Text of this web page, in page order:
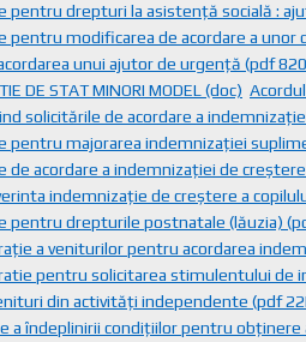
pentru drepturi la asistență socială :
pentru modificarea de acordare a unor
unui ajutor de urgență (pdf
DE STAT MINORI MODEL (doc)
solicitările de acordare a
pentru majorarea indemnizației
de acordare a indemnizației de
indemnizație de creștere a
pentru drepturile postnatale (lăuzia)
a veniturilor pentru acordarea
pentru solicitarea stimulentului de
din activități independente (pdf
a îndeplinirii condițiilor pentru